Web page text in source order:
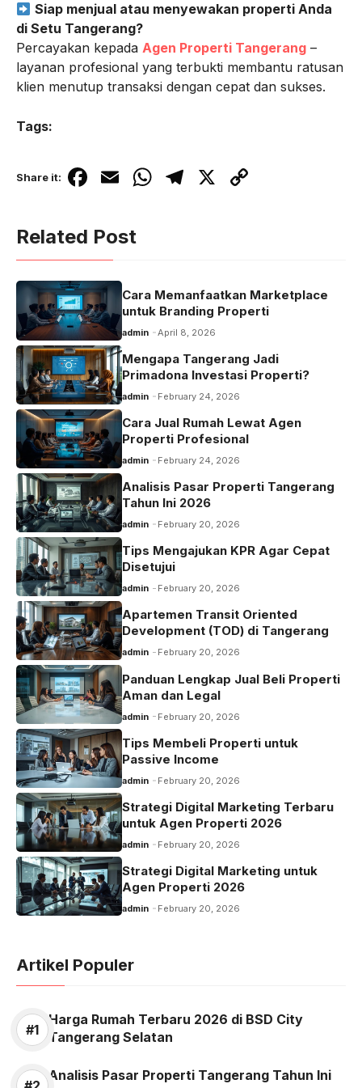
Siap menjual atau menyewakan properti Anda
di Setu Tangerang?
Percayakan kepada Agen Properti Tangerang –
layanan profesional yang terbukti membantu ratusan
klien menutup transaksi dengan cepat dan sukses.
Tags:
Share it: F
c
e
b
o
o
k
E
ail
W
at
p
p
T
m
X C
n
Related Post
Cara Memanfaatkan Marketplace
untuk Branding Properti
admin April 8, 2026
Mengapa Tangerang Jadi
Primadona Investasi Properti?
admin February 24, 2026
Cara Jual Rumah Lewat Agen
Properti Profesional
admin February 24, 2026
Analisis Pasar Properti Tangerang
Tahun Ini 2026
admin February 20, 2026
Tips Mengajukan KPR Agar Cepat
Disetujui
admin February 20, 2026
Apartemen Transit Oriented
Development (TOD) di Tangerang
admin February 20, 2026
Panduan Lengkap Jual Beli Properti
Aman dan Legal
admin February 20, 2026
Tips Membeli Properti untuk
Passive Income
admin February 20, 2026
Strategi Digital Marketing Terbaru
untuk Agen Properti 2026
admin February 20, 2026
Strategi Digital Marketing untuk
Agen Properti 2026
admin February 20, 2026
Artikel Populer
Harga Rumah Terbaru 2026 di BSD City
Tangerang Selatan
Analisis Pasar Properti Tangerang Tahun Ini